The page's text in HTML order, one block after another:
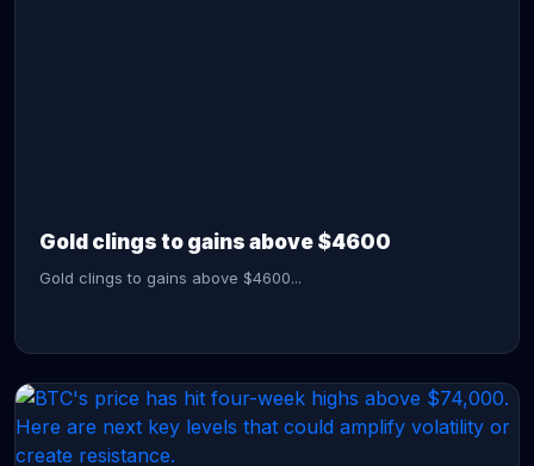
Gold clings to gains above $4600
Gold clings to gains above $4600...